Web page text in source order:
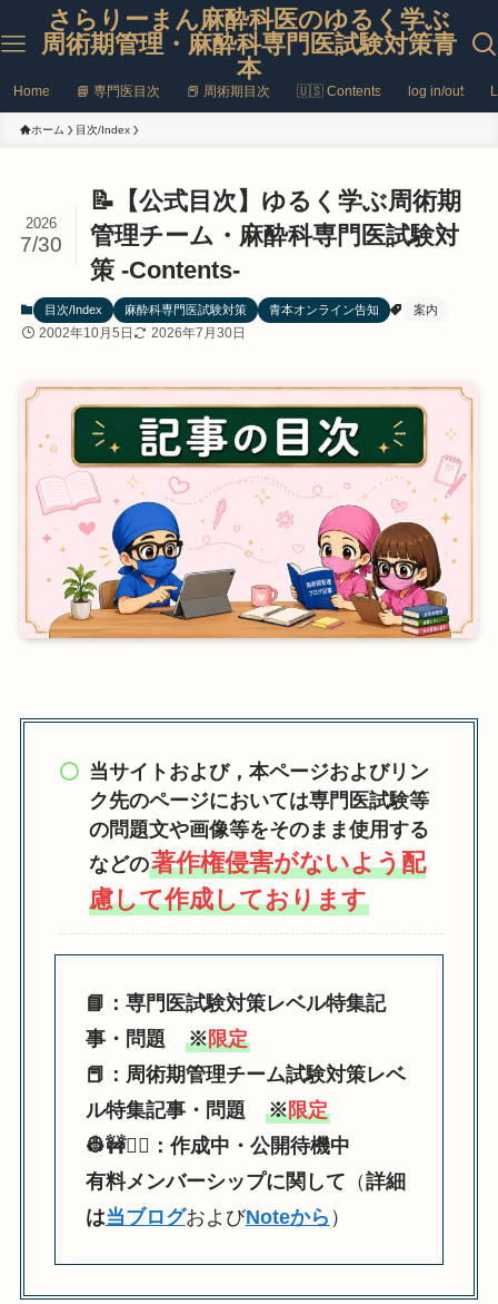
さらりーまん麻酔科医のゆるく学ぶ
周術期管理・麻酔科専門医試験対策青
本
Home 📘 専門医目次 📕 周術期目次 🇺🇸 Contents log in/out
ホーム 目次/Index
📝【公式目次】ゆるく学ぶ周術期
管理チーム・麻酔科専門医試験対
策 -Contents-
2026
7/30
目次/Index 麻酔科専門医試験対策 青本オンライン告知 案内
2002年10月5日 2026年7月30日
当サイトおよび，本ページおよびリン
ク先のページにおいては専門医試験等
の問題文や画像等をそのまま使用する
などの著作権侵害がないよう配
慮して作成しております
📘：専門医試験対策レベル特集記
事・問題 ※限定
📕：周術期管理チーム試験対策レベ
ル特集記事・問題 ※限定
👷🚧👷‍♀️：作成中・公開待機中
有料メンバーシップに関して （詳細
は当ブログおよびNoteから ）